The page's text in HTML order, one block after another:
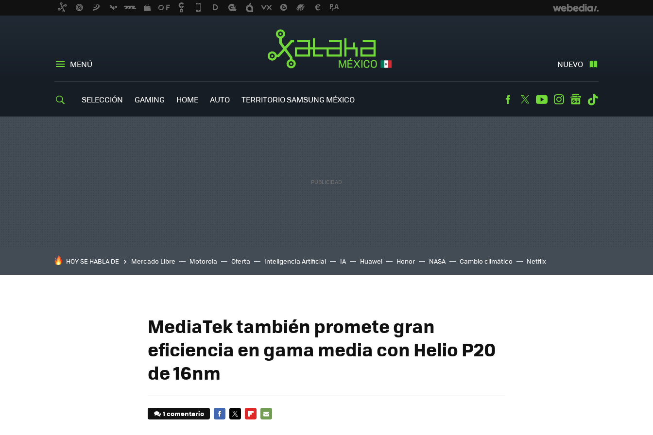
MENÚ NUEVO
SELECCIÓN GAMING HOME AUTO TERRITORIO SAMSUNG MÉXICO Facebook
TwitterYoutubeInstagramgooglenews
HOY SE HABLA DE Mercado Libre Motorola Oferta Inteligencia Artificial IA Huawei Honor NASA Cambio climático Netflix
MediaTek también promete gran
eficiencia en gama media con Helio P20
de 16nm
1 comentario